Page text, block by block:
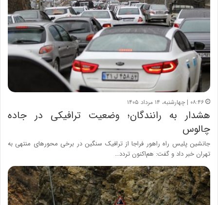
۰۸:۴۶ | چهارشنبه، ۱۴ مرداد ۱۴۰۵
هشدار به رانندگان؛ وضعیت ترافیکی در جاده
چالوس
جانشین پلیس راه راهور فراجا از ترافیک سنگین در برخی محورهای منتهی به
تهران خبر داد و گفت: هم‌اکنون تردد…